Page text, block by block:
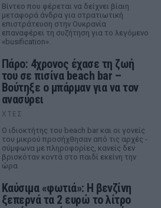
Βίντεο που φέρεται να δείχνει βίαιη
μεταφορά άνδρα για στρατιωτική
επιστράτευση στην Ουκρανία
επαναφέρει τη συζήτηση για το λεγόμενο
«busification».
Πάρο: 4χρονος έχασε τη ζωή
του σε πισίνα beach bar –
Βούτηξε ο μπάρμαν για να τον
ανασύρει
ΧΤΕΣ
Ο ιδιοκτήτης του beach bar και οι γονείς
του μικρού προσήχθησαν από τις αρχές -
σύμφωνα με πληροφορίες, κανείς δεν
βρισκόταν κοντά στο παιδί εκείνη την
ώρα
Καύσιμα «φωτιά»: Η βενζίνη
ξεπερνά τα 2 ευρώ το λίτρο